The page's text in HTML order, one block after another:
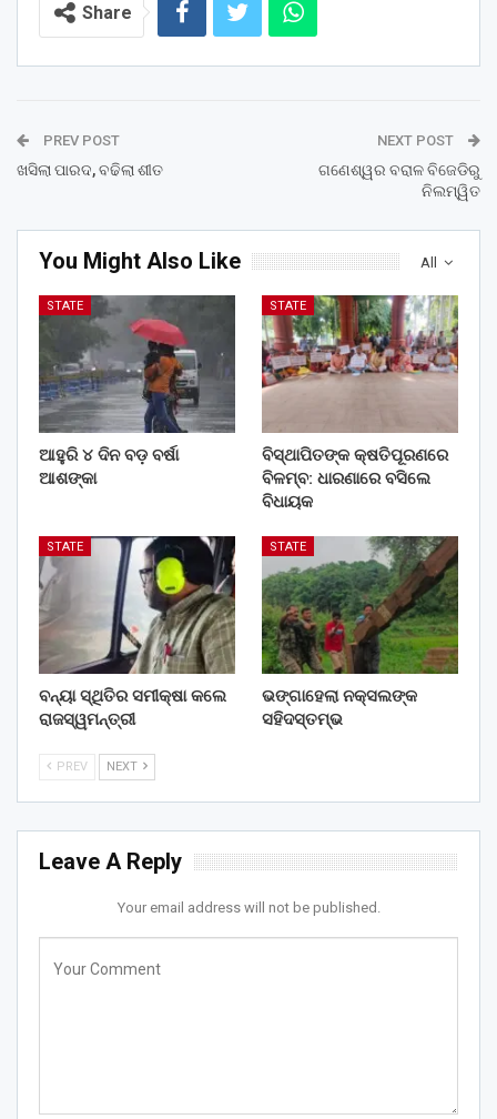
Share
PREV POST
ଖସିଲା ପାରଦ, ବଢିଲା ଶୀତ
NEXT POST
ଗଣେଶ୍ୱର ବରାଳ ବିଜେଡିରୁ
ନିଲମ୍ୱିତ
All
You Might Also Like
STATE
ଆହୁରି ୪ ଦିନ ବଡ଼ ବର୍ଷା
ଆଶଙ୍କା
STATE
ବିସ୍ଥାପିତଙ୍କ କ୍ଷତିପୂରଣରେ
ବିଳମ୍ବ: ଧାରଣାରେ ବସିଲେ
ବିଧାୟକ
STATE
ବନ୍ୟା ସ୍ଥିତିର ସମୀକ୍ଷା କଲେ
ରାଜସ୍ୱମନ୍ତ୍ରୀ
STATE
ଭଙ୍ଗାହେଲା ନକ୍ସଲଙ୍କ
ସହିଦସ୍ତମ୍ଭ
PREV NEXT
Leave A Reply
Your email address will not be published.